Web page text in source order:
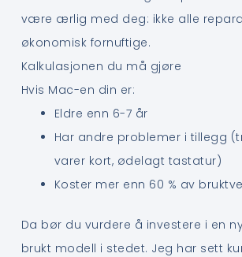
være ærlig med deg: ikke alle
økonomisk fornuftige.
Kalkulasjonen du må gjøre
Hvis Mac-en din er:
Eldre enn 6-7 år
Har andre problemer i tillegg
varer kort, ødelagt tastatur)
Koster mer enn 60 % av
Da bør du vurdere å investere i en
brukt modell i stedet. Jeg har sett